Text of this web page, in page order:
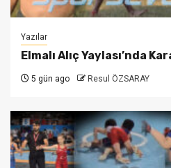
Yazılar
Elmalı Alıç Yaylası’nda
5 gün ago Resul ÖZSARAY